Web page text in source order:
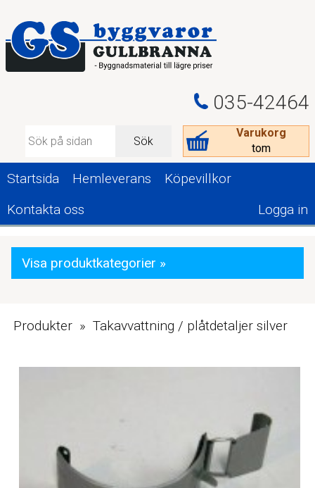
035-42464
Varukorg
tom
Sök
Startsida Hemleverans
Köpevillkor
Kontakta oss
Logga in
Visa produktkategorier »
Produkter » Takavvattning / plåtdetaljer silver